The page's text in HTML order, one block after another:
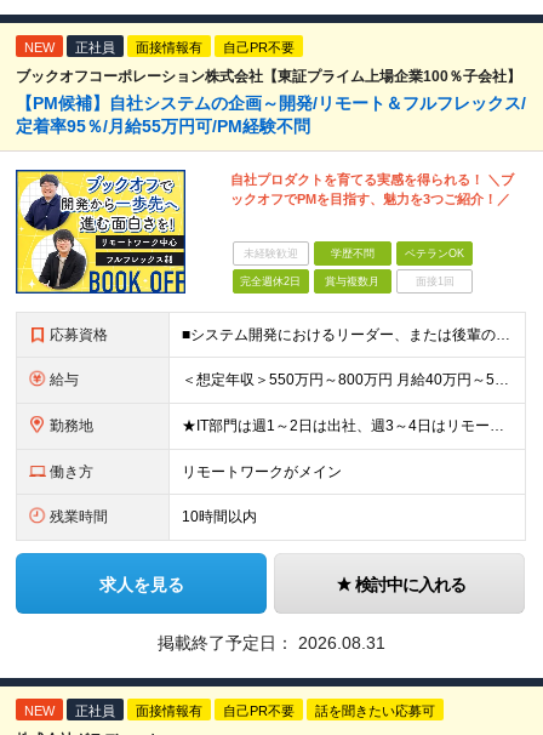
NEW 正社員 面接情報有 自己PR不要
ブックオフコーポレーション株式会社【東証プライム上場企業100％子会社】
【PM候補】自社システムの企画～開発/リモート＆フルフレックス/
定着率95％/月給55万円可/PM経験不問
自社プロダクトを育てる実感を得られる！ ＼ブ
ックオフでPMを目指す、魅力を3つご紹介！／
未経験歓迎 学歴不問 ベテランOK
完全週休2日 賞与複数月 面接1回
応募資格 ■システム開発におけるリーダー、または後輩の指導や進捗管理などの経験のある方 ■機能要件/非機能要件の知識（経験は問いません） ＼「マネジメント未経験だけど今後チャレンジしたい」という方もぜひご応募く
給与 ＜想定年収＞550万円～800万円 月給40万円～55万円＋賞与＋交通費全額支給＋各種手当(子女教育手当等) ※経験・能力などを考慮し相談の上、当社規定により決定します。 ※上記金額には16～21時
勤務地 ★IT部門は週1～2日は出社、週3～4日はリモートワーク ★勤務地はご本人のご希望を最優先します ■飯田橋オフィス／東京都新宿区揚場町2-26 SKビル ■本社／神奈川県相模原市南区古淵2-14-
働き方 リモートワークがメイン
残業時間 10時間以内
求人を見る 検討中に入れる
掲載終了予定日： 2026.08.31
NEW 正社員 面接情報有 自己PR不要 話を聞きたい応募可